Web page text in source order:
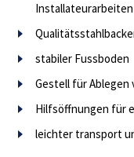
Installateurarbeiten
stabiler Fussboden
Gestell für Ablegen
Hilfsöffnungen für
leichter transport